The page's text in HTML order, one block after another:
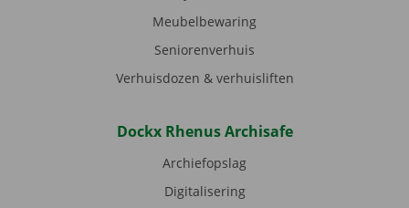
Meubelbewaring
Seniorenverhuis
Verhuisdozen & verhuisliften
Dockx Rhenus Archisafe
Archiefopslag
Digitalisering